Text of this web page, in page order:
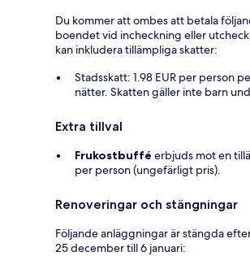
Du kommer att ombes att betala
boendet vid incheckning eller
kan inkludera tillämpliga skatter:
Stadsskatt: 1.98 EUR per person
nätter. Skatten gäller inte barn
Extra tillval
Frukostbuffé erbjuds mot en
per person (ungefärligt pris).
Renoveringar och stängningar
Följande anläggningar är stängda
25 december till 6 januari: